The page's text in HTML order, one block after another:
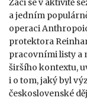
Žáci se v aktivitě
a jedním
operaci
protektora
pracovními listy a
širšího kontextu,
i o tom, jaký byl
československé